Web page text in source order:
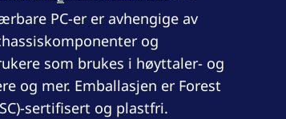
PC-er er avhengige av
og
som brukes i høyttaler- og
og mer. Emballasjen er Forest
sertifisert og plastfri.